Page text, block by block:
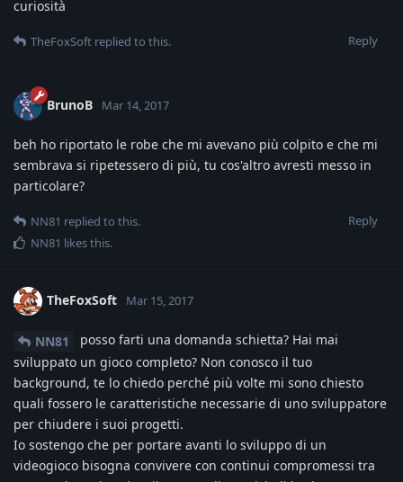
curiosità
Reply
TheFoxSoft replied to this.
BrunoB Mar 14, 2017
beh ho riportato le robe che mi avevano più colpito e che mi
sembrava si ripetessero di più, tu cos'altro avresti messo in
particolare?
Reply
NN81 replied to this.
NN81 likes this.
TheFoxSoft Mar 15, 2017
NN81
posso farti una domanda schietta? Hai mai
sviluppato un gioco completo? Non conosco il tuo
background, te lo chiedo perché più volte mi sono chiesto
quali fossero le caratteristiche necessarie di uno sviluppatore
per chiudere i suoi progetti.
Io sostengo che per portare avanti lo sviluppo di un
videogioco bisogna convivere con continui compromessi tra